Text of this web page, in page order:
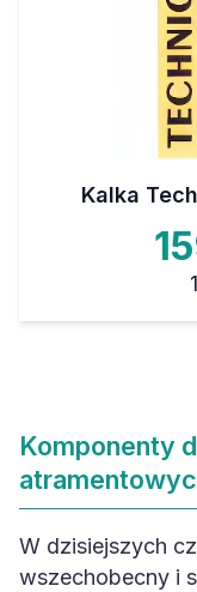
Kalka
Komponenty
W dzisiejszych
wszechobecny i